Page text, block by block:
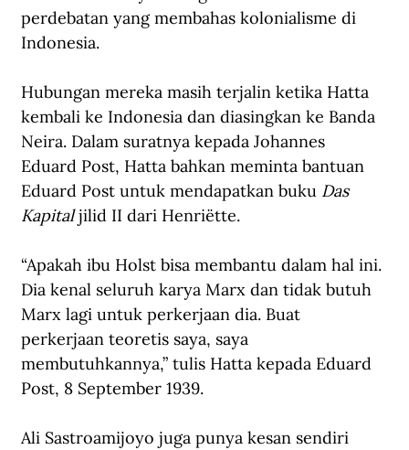
perdebatan yang membahas kolonialisme di
Indonesia.
Hubungan mereka masih terjalin ketika Hatta
kembali ke Indonesia dan diasingkan ke Banda
Neira. Dalam suratnya kepada Johannes
Eduard Post, Hatta bahkan meminta bantuan
Eduard Post untuk mendapatkan buku Das
Kapital jilid II dari Henriëtte.
“Apakah ibu Holst bisa membantu dalam hal ini.
Dia kenal seluruh karya Marx dan tidak butuh
Marx lagi untuk perkerjaan dia. Buat
perkerjaan teoretis saya, saya
membutuhkannya,” tulis Hatta kepada Eduard
Post, 8 September 1939.
Ali Sastroamijoyo juga punya kesan sendiri